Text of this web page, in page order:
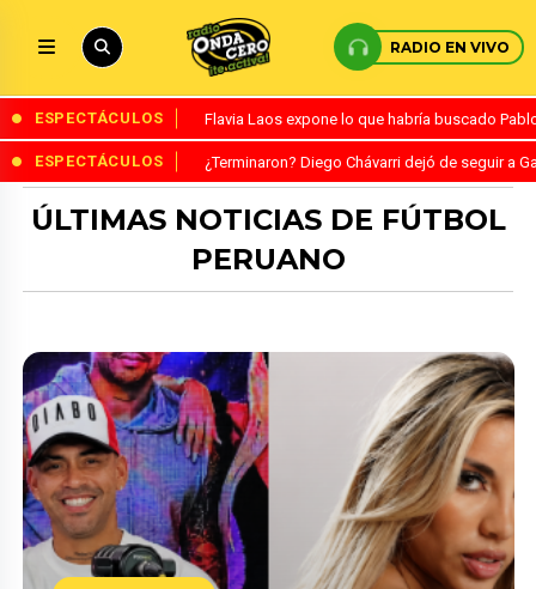
RADIO EN VIVO
ESPECTÁCULOS Flavia Laos expone lo que habría buscado
ESPECTÁCULOS ¿Terminaron? Diego Chávarri dejó de seguir a
ÚLTIMAS NOTICIAS DE FÚTBOL
PERUANO